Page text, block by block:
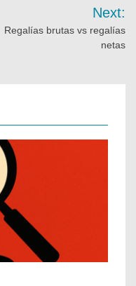
Next:
Regalías brutas vs regalías
netas